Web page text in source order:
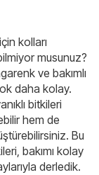
kolları
musunuz?
ve bakımlı
daha kolay.
bitkileri
hem de
Bu
bakımı kolay
derledik.